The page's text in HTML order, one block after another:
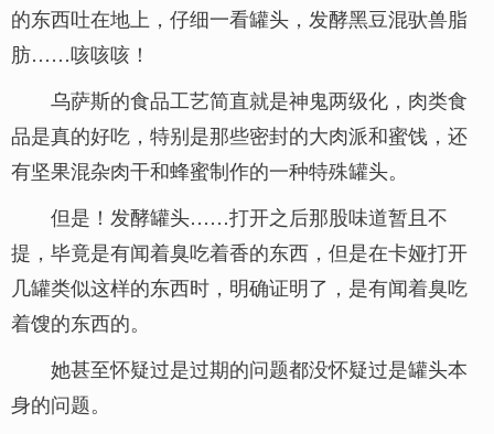
的东西吐在地上，仔细一看罐头，发酵黑豆混驮兽脂
肪……咳咳咳！
乌萨斯的食品工艺简直就是神鬼两级化，肉类食
品是真的好吃，特别是那些密封的大肉派和蜜饯，还
有坚果混杂肉干和蜂蜜制作的一种特殊罐头。
但是！发酵罐头……打开之后那股味道暂且不
提，毕竟是有闻着臭吃着香的东西，但是在卡娅打开
几罐类似这样的东西时，明确证明了，是有闻着臭吃
着馊的东西的。
她甚至怀疑过是过期的问题都没怀疑过是罐头本
身的问题。